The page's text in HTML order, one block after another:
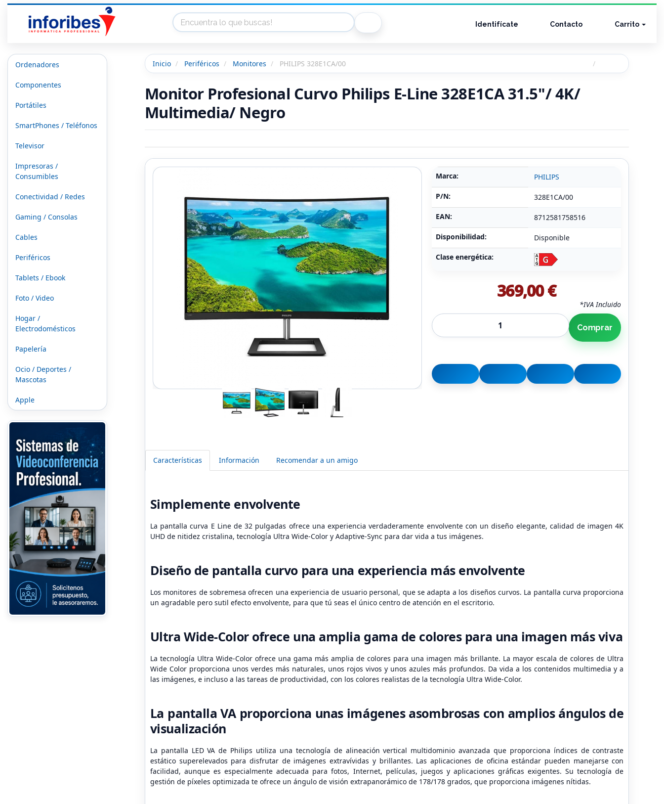
Identifícate Contacto Carrito
Ordenadores
Componentes
Portátiles
SmartPhones / Teléfonos
Televisor
Impresoras /
Consumibles
Conectividad / Redes
Gaming / Consolas
Cables
Periféricos
Tablets / Ebook
Foto / Video
Hogar /
Electrodomésticos
Papelería
Ocio / Deportes /
Mascotas
Apple
Inicio Periféricos Monitores PHILIPS 328E1CA/00
Monitor Profesional Curvo Philips E-Line 328E1CA 31.5"/ 4K/
Multimedia/ Negro
Marca: PHILIPS
P/N: 328E1CA/00
EAN: 8712581758516
Disponibilidad: Disponible
Clase energética:
369,00 €
*IVA Incluido
Comprar
Características Información Recomendar a un amigo
Simplemente envolvente
La pantalla curva E Line de 32 pulgadas ofrece una experiencia verdaderamente envolvente con un diseño elegante, calidad de imagen 4K
UHD de nitidez cristalina, tecnología Ultra Wide-Color y Adaptive-Sync para dar vida a tus imágenes.
Diseño de pantalla curvo para una experiencia más envolvente
Los monitores de sobremesa ofrecen una experiencia de usuario personal, que se adapta a los diseños curvos. La pantalla curva proporciona
un agradable pero sutil efecto envolvente, para que tú seas el único centro de atención en el escritorio.
Ultra Wide-Color ofrece una amplia gama de colores para una imagen más viva
La tecnología Ultra Wide-Color ofrece una gama más amplia de colores para una imagen más brillante. La mayor escala de colores de Ultra
Wide Color proporciona unos verdes más naturales, unos rojos vivos y unos azules más profundos. Da vida a los contenidos multimedia y a
las imágenes, e incluso a las tareas de productividad, con los colores realistas de la tecnología Ultra Wide-Color.
La pantalla VA proporciona unas imágenes asombrosas con amplios ángulos de
visualización
La pantalla LED VA de Philips utiliza una tecnología de alineación vertical multidominio avanzada que proporciona índices de contraste
estático superelevados para disfrutar de imágenes extravívidas y brillantes. Las aplicaciones de oficina estándar pueden manejarse con
facilidad, aunque es especialmente adecuada para fotos, Internet, películas, juegos y aplicaciones gráficas exigentes. Su tecnología de
gestión de píxeles optimizada te ofrece un ángulo de visión extrapanorámico de 178/178 grados, que proporciona imágenes nítidas.